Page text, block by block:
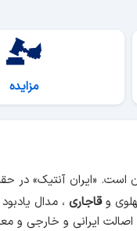
مزایده
است. «ایران آنتیک»
وقاجاری ، مدال یادبود
اصالت ایرانی و خارجی